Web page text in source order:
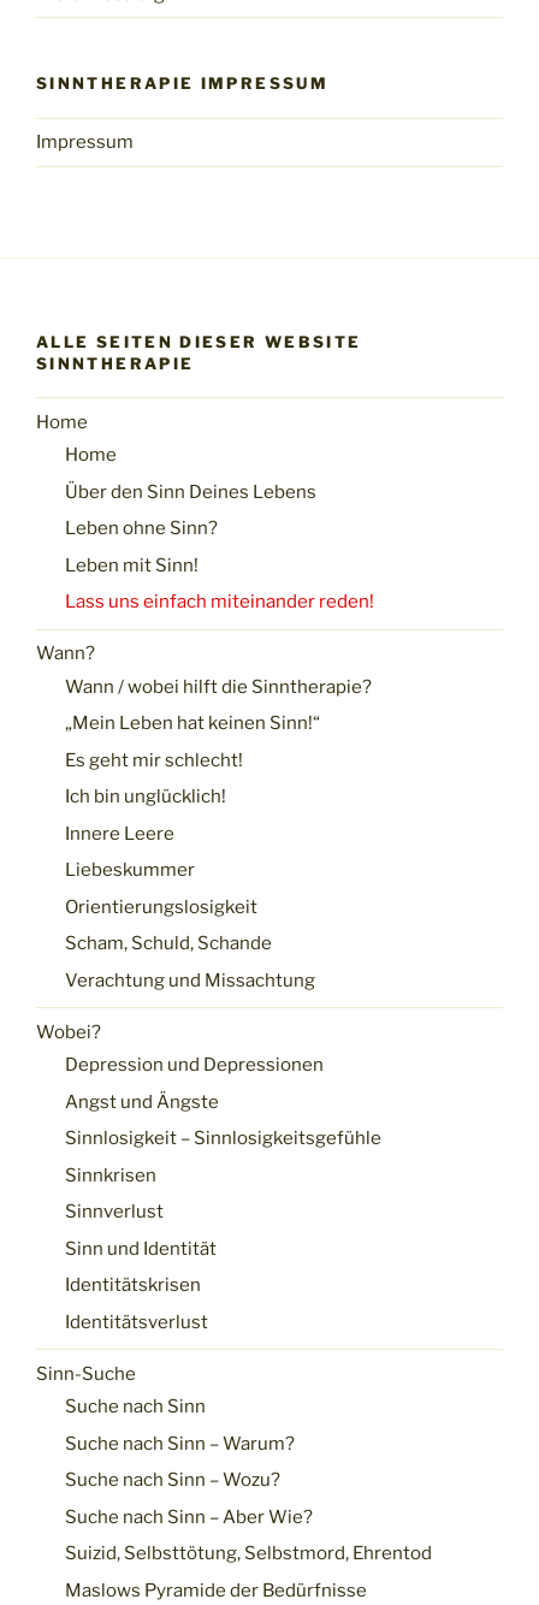
SINNTHERAPIE IMPRESSUM
Impressum
ALLE SEITEN DIESER WEBSITE
SINNTHERAPIE
Home
Home
Über den Sinn Deines Lebens
Leben ohne Sinn?
Leben mit Sinn!
Lass uns einfach miteinander reden!
Wann?
Wann / wobei hilft die Sinntherapie?
„Mein Leben hat keinen Sinn!“
Es geht mir schlecht!
Ich bin unglücklich!
Innere Leere
Liebeskummer
Orientierungslosigkeit
Scham, Schuld, Schande
Verachtung und Missachtung
Wobei?
Depression und Depressionen
Angst und Ängste
Sinnlosigkeit – Sinnlosigkeitsgefühle
Sinnkrisen
Sinnverlust
Sinn und Identität
Identitätskrisen
Identitätsverlust
Sinn-Suche
Suche nach Sinn
Suche nach Sinn – Warum?
Suche nach Sinn – Wozu?
Suche nach Sinn – Aber Wie?
Suizid, Selbsttötung, Selbstmord, Ehrentod
Maslows Pyramide der Bedürfnisse